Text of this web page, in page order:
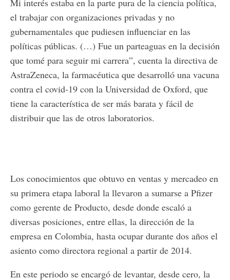
Mi interés estaba en la parte pura de la ciencia política,
el trabajar con organizaciones privadas y no
gubernamentales que pudiesen influenciar en las
políticas públicas. (…) Fue un parteaguas en la decisión
que tomé para seguir mi carrera”, cuenta la directiva de
AstraZeneca, la farmacéutica que desarrolló una vacuna
contra el covid-19 con la Universidad de Oxford, que
tiene la característica de ser más barata y fácil de
distribuir que las de otros laboratorios.
Los conocimientos que obtuvo en ventas y mercadeo en
su primera etapa laboral la llevaron a sumarse a Pfizer
como gerente de Producto, desde donde escaló a
diversas posiciones, entre ellas, la dirección de la
empresa en Colombia, hasta ocupar durante dos años el
asiento como directora regional a partir de 2014.
En este periodo se encargó de levantar, desde cero, la